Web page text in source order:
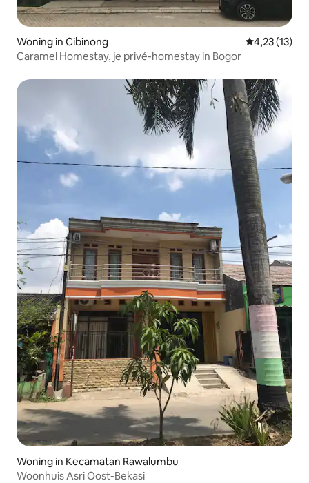
Woning in Cibinong Gemiddelde
4,23 (13)
Caramel Homestay, je privé-homestay in Bogor
Woning in Kecamatan Rawalumbu
Woonhuis Asri Oost-Bekasi